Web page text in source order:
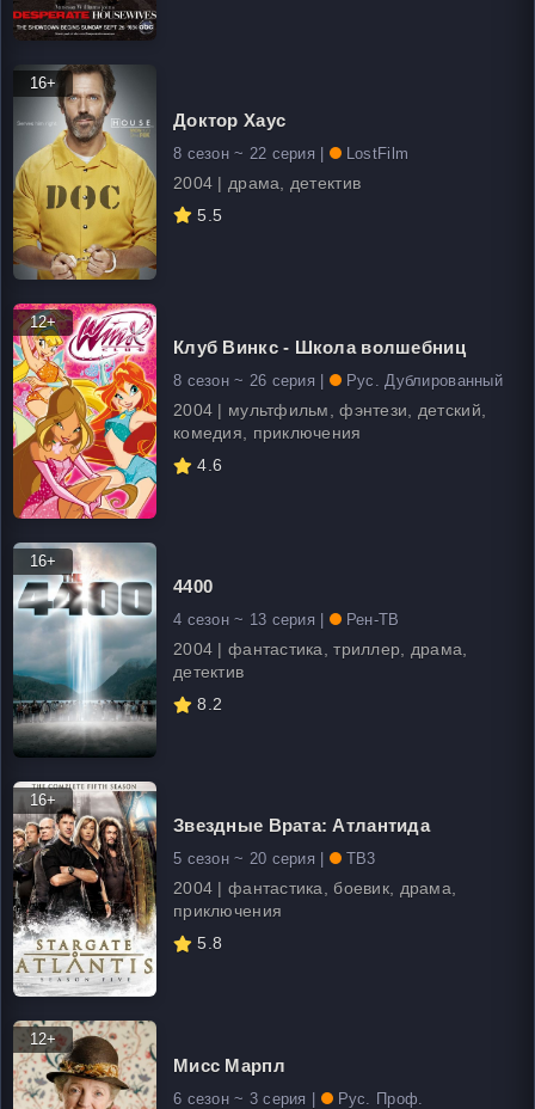
16+
Доктор Хаус
8 сезон ~ 22 серия | LostFilm
2004 | драма, детектив
5.5
12+
Клуб Винкс - Школа волшебниц
8 сезон ~ 26 серия | Рус. Дублированный
2004 | мультфильм, фэнтези, детский,
комедия, приключения
4.6
16+
4400
4 сезон ~ 13 серия | Рен-ТВ
2004 | фантастика, триллер, драма,
детектив
8.2
16+
Звездные Врата: Атлантида
5 сезон ~ 20 серия | ТВ3
2004 | фантастика, боевик, драма,
приключения
5.8
12+
Мисс Марпл
6 сезон ~ 3 серия |
Рус. Проф.